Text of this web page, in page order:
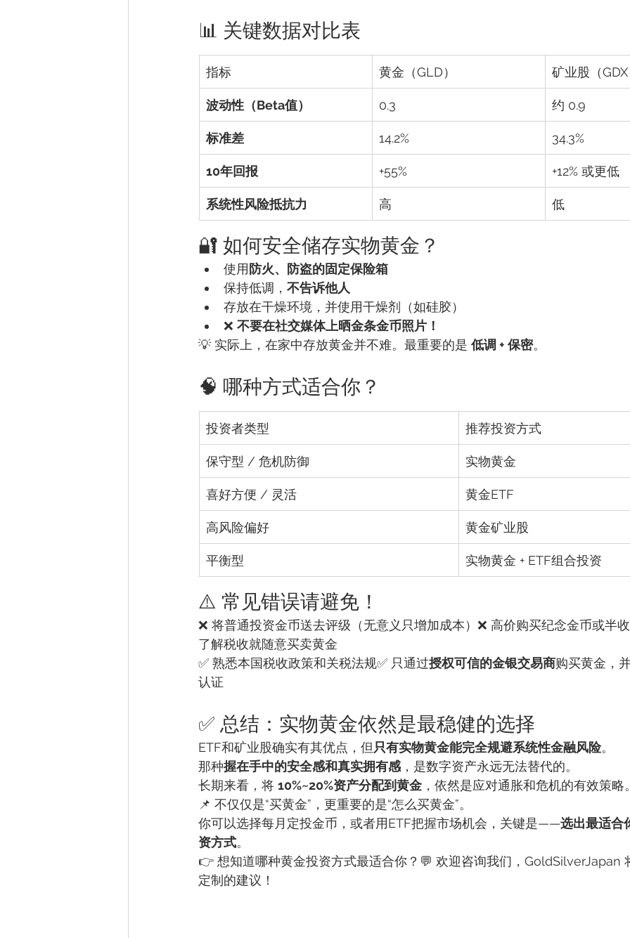
📊 关键数据对比表
指标 黄金（GLD） 矿业股（
波动性（Beta值） 0.3 约 0.9
标准差 14.2% 34.3%
10年回报 +55% +12% 或更低
系统性风险抵抗力 高 低
🔐 如何安全储存实物黄金？
使用防火、防盗的固定保险箱
保持低调， 不告诉他人
存放在干燥环境，并使用干燥剂（如硅胶）
❌ 不要在社交媒体上晒金条金币照片！
💡 实际上，在家中存放黄金并不难。最重要的是 低调 + 保密。
🧠 哪种方式适合你？
投资者类型 推荐投资方式
保守型 / 危机防御 实物黄金
喜好方便 / 灵活 黄金ETF
高风险偏好 黄金矿业股
平衡型 实物黄金 + ETF组合投资
⚠️ 常见错误请避免！
❌ 将普通投资金币送去评级（无意义只增加成本）❌ 高价购买纪念金币或半
了解税收就随意买卖黄金
✅ 熟悉本国税收政策和关税法规✅ 只通过授权可信的金银交易商购买黄金，
认证
✅ 总结：实物黄金依然是最稳健的选择
ETF和矿业股确实有其优点，但只有实物黄金能完全规避系统性金融风险。
那种握在手中的安全感和真实拥有感 ，是数字资产永远无法替代的。
长期来看，将 10%~20%资产分配到黄金 ，依然是应对通胀和危机的有效策略
📌 不仅仅是“买黄金”，更重要的是“怎么买黄金”。
你可以选择每月定投金币，或者用ETF把握市场机会，关键是——选出最适合
资方式。
👉 想知道哪种黄金投资方式最适合你？💬 欢迎咨询我们，GoldSilverJapan
定制的建议！